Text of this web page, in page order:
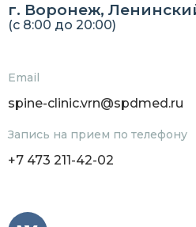
г. Воронеж,
(c 8:00 до 20:00)
Email
spine-clinic.vrn@spdmed.ru
Запись на прием по телефону
+7 473 211-42-02